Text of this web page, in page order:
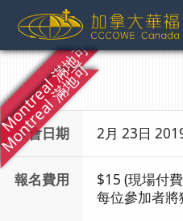
content
聚會日期 2月 23日
報名費用
$15 (現場付
每位參加者